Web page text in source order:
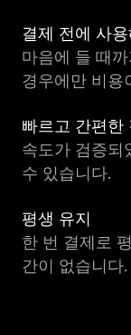
결제 전에 사
마음에 들 때
경우에만 비용
빠르고 간편한
속도가 검증되
수 있습니다.
평생 유지
한 번 결제로
간이 없습니다.